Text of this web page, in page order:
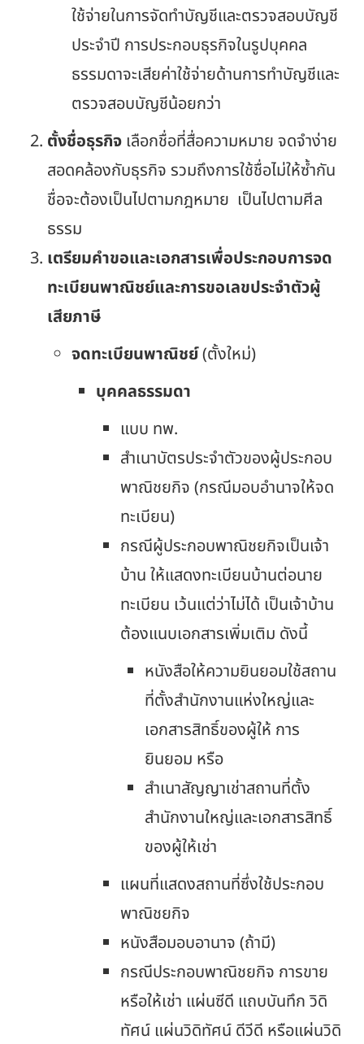
ใช้จ่ายในการจัดทำบัญชีและตรวจสอบบัญชี
ประจำปี การประกอบธุรกิจในรูปบุคคล
ธรรมดาจะเสียค่าใช้จ่ายด้านการทำบัญชีและ
ตรวจสอบบัญชีน้อยกว่า
ตั้งชื่อธุรกิจ เลือกชื่อที่สื่อความหมาย จดจำง่าย
สอดคล้องกับธุรกิจ รวมถึงการใช้ชื่อไม่ให้ซ้ำกัน
ชื่อจะต้องเป็นไปตามกฎหมาย เป็นไปตามศีล
ธรรม
เตรียมคำขอและเอกสารเพื่อประกอบการจด
ทะเบียนพาณิชย์และการขอเลขประจำตัวผู้
เสียภาษี
จดทะเบียนพาณิชย์(ตั้งใหม่)
บุคคลธรรมดา
แบบ ทพ.
สำเนาบัตรประจำตัวของผู้ประกอบ
พาณิชยกิจ (กรณีมอบอำนาจให้จด
ทะเบียน)
กรณีผู้ประกอบพาณิชยกิจเป็นเจ้า
บ้าน ให้แสดงทะเบียนบ้านต่อนาย
ทะเบียน เว้นแต่ว่าไม่ได้ เป็นเจ้าบ้าน
ต้องแนบเอกสารเพิ่มเติม ดังนี้
หนังสือให้ความยินยอมใช้สถาน
ที่ตั้งสำนักงานแห่งใหญ่และ
เอกสารสิทธิ์ของผู้ให้ การ
ยินยอม หรือ
สำเนาสัญญาเช่าสถานที่ตั้ง
สำนักงานใหญ่และเอกสารสิทธิ์
ของผู้ให้เช่า
แผนที่แสดงสถานที่ซึ่งใช้ประกอบ
พาณิชยกิจ
หนังสือมอบอานาจ (ถ้ามี)
กรณีประกอบพาณิชยกิจ การขาย
หรือให้เช่า แผ่นซีดี แถบบันทึก วิดิ
ทัศน์ แผ่นวิดิทัศน์ ดีวีดี หรือแผ่นวิดิ